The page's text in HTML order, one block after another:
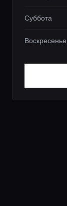
Суббота
Воскресенье